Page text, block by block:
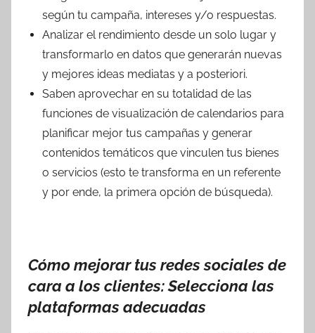
según tu campaña, intereses y/o respuestas.
Analizar el rendimiento desde un solo lugar y
transformarlo en datos que generarán nuevas
y mejores ideas mediatas y a posteriori.
Saben aprovechar en su totalidad de las
funciones de visualización de calendarios para
planificar mejor tus campañas y generar
contenidos temáticos que vinculen tus bienes
o servicios (esto te transforma en un referente
y por ende, la primera opción de búsqueda).
Cómo mejorar tus redes sociales de
cara a los clientes: Selecciona las
plataformas adecuadas